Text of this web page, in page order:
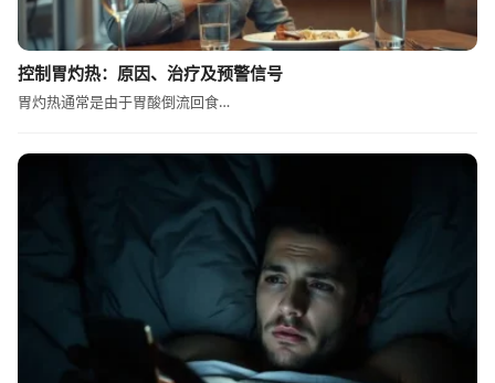
控制胃灼热：原因、治疗及预警信号
胃灼热通常是由于胃酸倒流回食…